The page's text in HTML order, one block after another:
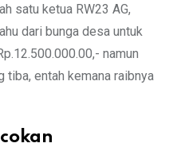
satu ketua RW23 AG,
dari bunga desa untuk
namun
tiba, entah kemana raibnya